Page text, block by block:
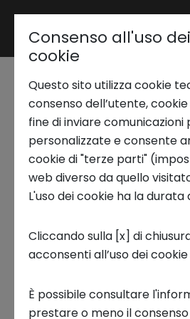
Trend Analysis
Applied Research
Startup Development
Business Transformation
Ecosystem enabling
L'ecosistema
innovativo di
23 MAGGIO 2023
Consenso all'uso dei
cookie
Questo sito utilizza cookie
consenso dell’utente,
fine di inviare
personalizzate e consente
cookie di "terze parti"
web diverso da quello
L'uso dei cookie ha la durata
Cliccando sulla [x] di
acconsenti all’uso dei
È possibile consultare
prestare o meno il